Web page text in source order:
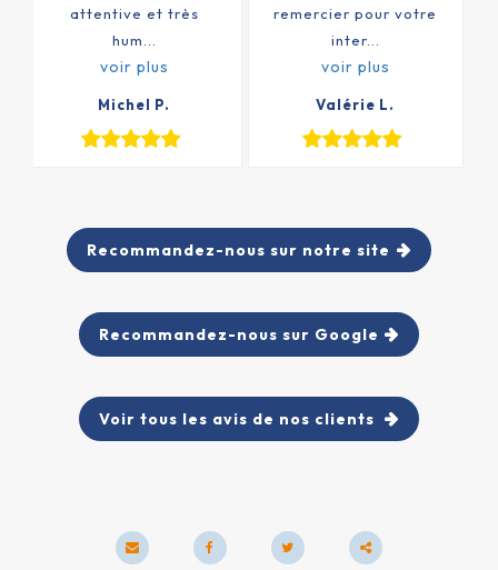
attentive et très
hum...
voir plus
Michel P.
remercier pour votre
inter...
voir plus
Valérie L.
Recommandez-nous sur notre site
Recommandez-nous sur Google
Voir tous les avis de nos clients